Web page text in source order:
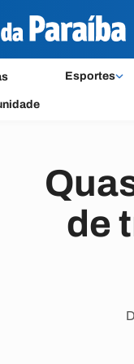
Esportes
de